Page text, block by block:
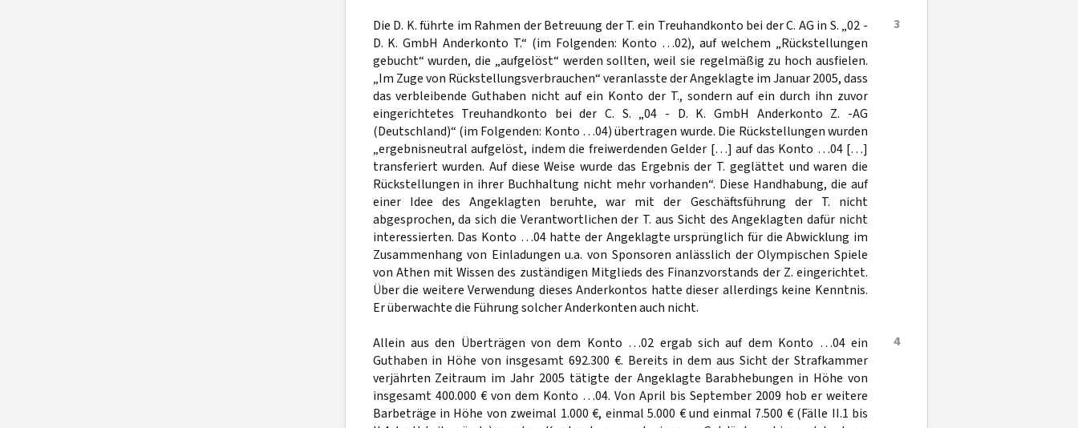
3
Die D. K. führte im Rahmen der Betreuung der T. ein Treuhandkonto bei der C. AG in S. „02 -
D. K. GmbH Anderkonto T.“ (im Folgenden: Konto …02), auf welchem „Rückstellungen
gebucht“ wurden, die „aufgelöst“ werden sollten, weil sie regelmäßig zu hoch ausfielen.
„Im Zuge von Rückstellungsverbrauchen“ veranlasste der Angeklagte im Januar 2005, dass
das verbleibende Guthaben nicht auf ein Konto der T., sondern auf ein durch ihn zuvor
eingerichtetes Treuhandkonto bei der C. S. „04 - D. K. GmbH Anderkonto Z. -AG
(Deutschland)“ (im Folgenden: Konto …04) übertragen wurde. Die Rückstellungen wurden
„ergebnisneutral aufgelöst, indem die freiwerdenden Gelder […] auf das Konto …04 […]
transferiert wurden. Auf diese Weise wurde das Ergebnis der T. geglättet und waren die
Rückstellungen in ihrer Buchhaltung nicht mehr vorhanden“. Diese Handhabung, die auf
einer Idee des Angeklagten beruhte, war mit der Geschäftsführung der T. nicht
abgesprochen, da sich die Verantwortlichen der T. aus Sicht des Angeklagten dafür nicht
interessierten. Das Konto …04 hatte der Angeklagte ursprünglich für die Abwicklung im
Zusammenhang von Einladungen u.a. von Sponsoren anlässlich der Olympischen Spiele
von Athen mit Wissen des zuständigen Mitglieds des Finanzvorstands der Z. eingerichtet.
Über die weitere Verwendung dieses Anderkontos hatte dieser allerdings keine Kenntnis.
Er überwachte die Führung solcher Anderkonten auch nicht.
4
Allein aus den Überträgen von dem Konto …02 ergab sich auf dem Konto …04 ein
Guthaben in Höhe von insgesamt 692.300 €. Bereits in dem aus Sicht der Strafkammer
verjährten Zeitraum im Jahr 2005 tätigte der Angeklagte Barabhebungen in Höhe von
insgesamt 400.000 € von dem Konto …04. Von April bis September 2009 hob er weitere
Barbeträge in Höhe von zweimal 1.000 €, einmal 5.000 € und einmal 7.500 € (Fälle II.1 bis